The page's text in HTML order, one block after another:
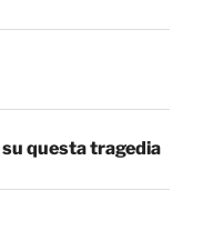
questa tragedia